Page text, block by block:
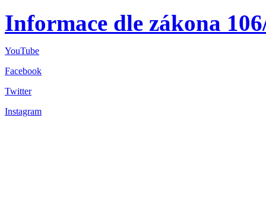
Informace dle zákona
YouTube
Facebook
Twitter
Instagram